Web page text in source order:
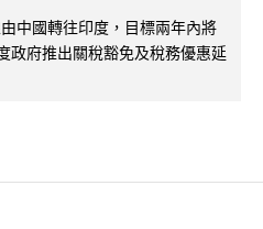
中國轉往印度，目標兩年內將
政府推出關稅豁免及稅務優惠延